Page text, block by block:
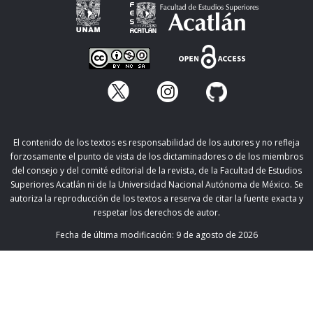
El contenido de los textos es responsabilidad de los autores y no refleja
forzosamente el punto de vista de los dictaminadores o de los miembros
del consejo y del comité editorial de la revista, de la Facultad de Estudios
Superiores Acatlán ni de la Universidad Nacional Autónoma de México. Se
autoriza la reproducción de los textos a reserva de citar la fuente exacta y
respetar los derechos de autor.
Fecha de última modificación: 9 de agosto de 2026